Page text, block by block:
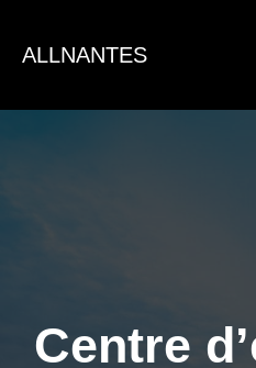
contenu
ALLNANTES
Centre